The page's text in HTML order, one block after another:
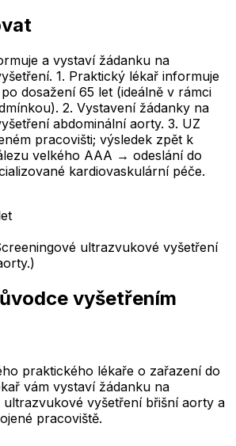
a vystaví žádanku na
1. Praktický lékař informuje
dosažení 65 let (ideálně v rámci
2. Vystavení žádanky na
abdominální aorty. 3. UZ
pracovišti; výsledek zpět k
velkého AAA → odeslání do
kardiovaskulární péče.
ultrazvukové vyšetření
vyšetřením
praktického lékaře o zařazení do
vám vystaví žádanku na
ultrazvukové vyšetření břišní aorty a
pracoviště.